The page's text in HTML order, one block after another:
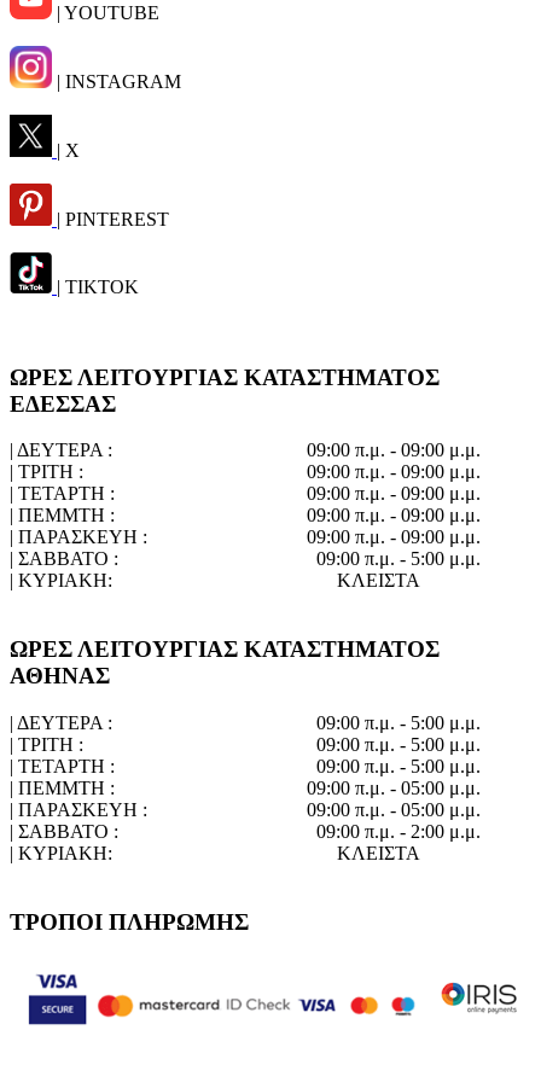
| YOUTUBE
| INSTAGRAM
| X
| PINTEREST
| TIKTOK
ΩΡΕΣ ΛΕΙΤΟΥΡΓΙΑΣ ΚΑΤΑΣΤΗΜΑΤΟΣ
ΕΔΕΣΣΑΣ
| ΔΕΥΤΕΡΑ :
09:00 π.μ. - 09:00 μ.μ.
| ΤΡΙΤΗ :
09:00 π.μ. - 09:00 μ.μ.
| ΤΕΤΑΡΤΗ :
09:00 π.μ. - 09:00 μ.μ.
| ΠΕΜΜΤΗ :
09:00 π.μ. - 09:00 μ.μ.
| ΠΑΡΑΣΚΕΥΗ :
09:00 π.μ. - 09:00 μ.μ.
| ΣΑΒΒΑΤΟ :
09:00 π.μ. - 5:00 μ.μ.
| ΚΥΡΙΑΚΗ:
ΚΛΕΙΣΤΑ
ΩΡΕΣ ΛΕΙΤΟΥΡΓΙΑΣ ΚΑΤΑΣΤΗΜΑΤΟΣ
ΑΘΗΝΑΣ
| ΔΕΥΤΕΡΑ :
09:00 π.μ. - 5:00 μ.μ.
| ΤΡΙΤΗ :
09:00 π.μ. - 5:00 μ.μ.
| ΤΕΤΑΡΤΗ :
09:00 π.μ. - 5:00 μ.μ.
| ΠΕΜΜΤΗ :
09:00 π.μ. - 05:00 μ.μ.
| ΠΑΡΑΣΚΕΥΗ :
09:00 π.μ. - 05:00 μ.μ.
| ΣΑΒΒΑΤΟ :
09:00 π.μ. - 2:00 μ.μ.
| ΚΥΡΙΑΚΗ:
ΚΛΕΙΣΤΑ
ΤΡΟΠΟΙ ΠΛΗΡΩΜΗΣ